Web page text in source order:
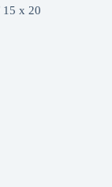
15 x 20